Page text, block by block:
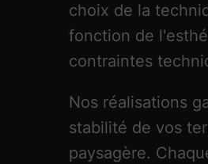
choix de la
fonction de
contraintes
Nos réalisations
stabilité de vos
paysagère.